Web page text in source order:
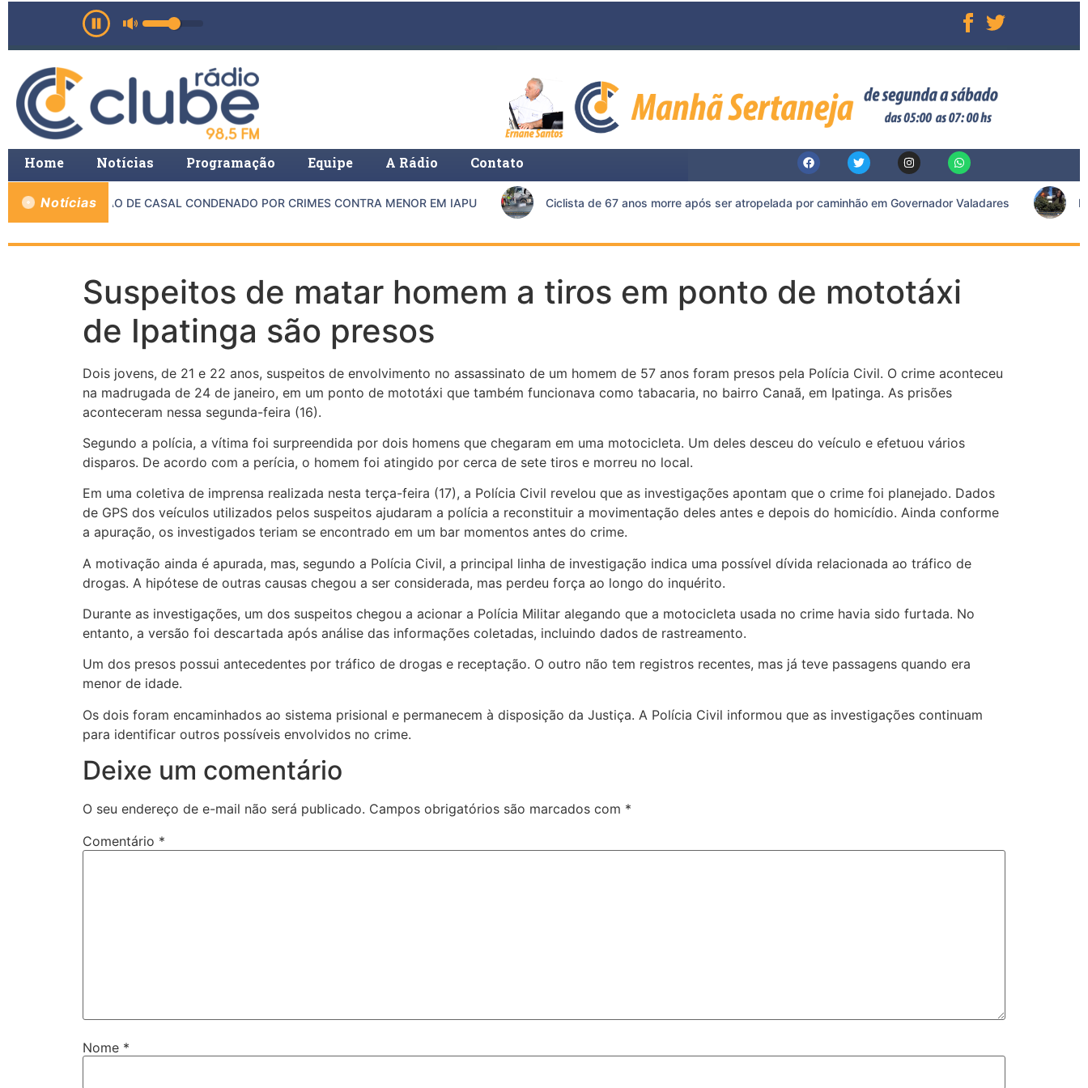
Home Notícias Programação Equipe A Rádio Contato
Notícias
NA PRISÃO DE CASAL CONDENADO POR CRIMES CONTRA MENOR EM IAPU Ciclista de 67 anos morre após ser atropelada por caminhão em Governador Valadares
Suspeitos de matar homem a tiros em ponto de mototáxi
de Ipatinga são presos
Dois jovens, de 21 e 22 anos, suspeitos de envolvimento no assassinato de um homem de 57 anos foram presos pela Polícia Civil. O crime aconteceu
na madrugada de 24 de janeiro, em um ponto de mototáxi que também funcionava como tabacaria, no bairro Canaã, em Ipatinga. As prisões
aconteceram nessa segunda-feira (16).
Segundo a polícia, a vítima foi surpreendida por dois homens que chegaram em uma motocicleta. Um deles desceu do veículo e efetuou vários
disparos. De acordo com a perícia, o homem foi atingido por cerca de sete tiros e morreu no local.
Em uma coletiva de imprensa realizada nesta terça-feira (17), a Polícia Civil revelou que as investigações apontam que o crime foi planejado. Dados
de GPS dos veículos utilizados pelos suspeitos ajudaram a polícia a reconstituir a movimentação deles antes e depois do homicídio. Ainda conforme
a apuração, os investigados teriam se encontrado em um bar momentos antes do crime.
A motivação ainda é apurada, mas, segundo a Polícia Civil, a principal linha de investigação indica uma possível dívida relacionada ao tráfico de
drogas. A hipótese de outras causas chegou a ser considerada, mas perdeu força ao longo do inquérito.
Durante as investigações, um dos suspeitos chegou a acionar a Polícia Militar alegando que a motocicleta usada no crime havia sido furtada. No
entanto, a versão foi descartada após análise das informações coletadas, incluindo dados de rastreamento.
Um dos presos possui antecedentes por tráfico de drogas e receptação. O outro não tem registros recentes, mas já teve passagens quando era
menor de idade.
Os dois foram encaminhados ao sistema prisional e permanecem à disposição da Justiça. A Polícia Civil informou que as investigações continuam
para identificar outros possíveis envolvidos no crime.
Deixe um comentário
O seu endereço de e-mail não será publicado. Campos obrigatórios são marcados com *
Comentário *
Nome *